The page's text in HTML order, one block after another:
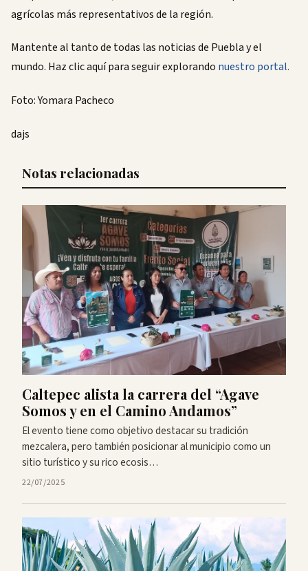
agrícolas más representativos de la región.
Mantente al tanto de todas las noticias de Puebla y el
mundo. Haz clic aquí para seguir explorando nuestro portal.
Foto: Yomara Pacheco
dajs
Notas relacionadas
Caltepec alista la carrera del “Agave
Somos y en el Camino Andamos”
El evento tiene como objetivo destacar su tradición
mezcalera, pero también posicionar al municipio como un
sitio turístico y su rico ecosis…
22/07/2025